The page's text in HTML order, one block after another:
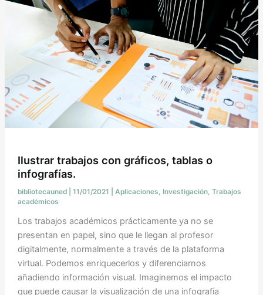
Ilustrar trabajos con gráficos, tablas o
infografías.
bibliotecauned 11/01/2021 Aplicaciones, Investigación, Trabajos
académicos
Los trabajos académicos prácticamente ya no se
presentan en papel, sino que le llegan al profesor
digitalmente, normalmente a través de la plataforma
virtual. Podemos enriquecerlos y diferenciarnos
añadiendo información visual. Imaginemos el impacto
que puede causar la visualización de una infografía